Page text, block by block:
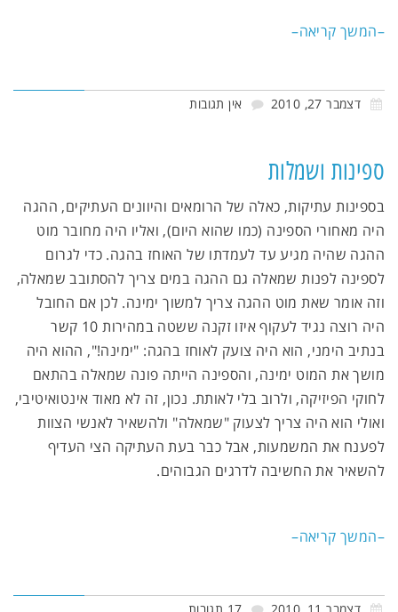
–המשך קריאה–
דצמבר 27, 2010 אין תגובות
ספינות ושמלות
בספינות עתיקות, כאלה של הרומאים והיוונים העתיקים, ההגה
היה מאחורי הספינה (כמו שהוא היום), ואליו היה מחובר מוט
ההגה שהיה מגיע עד לעמדתו של האוחז בהגה. כדי לגרום
לספינה לפנות שמאלה גם ההגה במים צריך להסתובב שמאלה,
וזה אומר שאת מוט ההגה צריך למשוך ימינה. לכן אם החובל
היה רוצה נגיד לעקוף איזו זקנה ששטה במהירות 10 קשר
בנתיב הימני, הוא היה צועק לאוחז בהגה: "ימינה!", ההוא היה
מושך את המוט ימינה, והספינה הייתה פונה שמאלה בהתאם
לחוקי הפיזיקה, ולרוב בלי לאותת. נכון, זה לא מאוד אינטואיטיבי,
ואולי הוא היה צריך לצעוק "שמאלה" ולהשאיר לאנשי הצוות
לפענח את המשמעות, אבל כבר בעת העתיקה הצי העדיף
להשאיר את החשיבה לדרגים הגבוהים.
–המשך קריאה–